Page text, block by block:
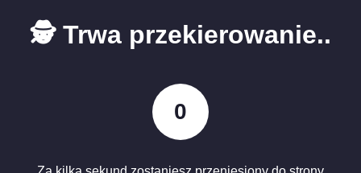
🕵️ Trwa przekierowanie..
0